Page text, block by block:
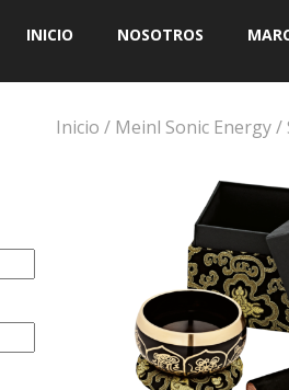
INICIO NOSOTROS
Inicio / Meinl Sonic Energy/